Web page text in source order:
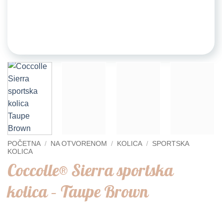
POČETNA / NA OTVORENOM / KOLICA / SPORTSKA
KOLICA
Coccolle® Sierra sportska
kolica – Taupe Brown